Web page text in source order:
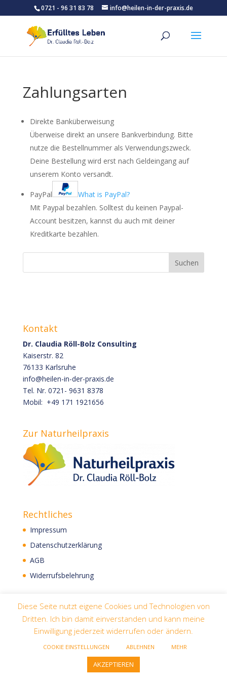
0721 - 96 31 83 78 info@heilen-in-der-praxis.de
Zahlungsarten
Direkte Banküberweisung
Überweise direkt an unsere Bankverbindung. Bitte
nutze die Bestellnummer als Verwendungszweck.
Deine Bestellung wird erst nach Geldeingang auf
unserem Konto versandt.
PayPal
What is PayPal?
Mit Paypal bezahlen. Solltest du keinen Paypal-
Account besitzen, kannst du auch mit deiner
Kreditkarte bezahlen.
Kontakt
Dr. Claudia Röll-Bolz Consulting
Kaiserstr. 82
76133 Karlsruhe
info@heilen-in-der-praxis.de
Tel. Nr. 0721- 9631 8378
Mobil: +49 171 1921656
Zur Naturheilpraxis
Rechtliches
Impressum
Datenschutzerklärung
AGB
Widerrufsbelehrung
Elegant Themes
WordPress
Diese Seite nutzt eigene Cookies und Technologien von
Dritten. Ich bin damit einverstanden und kann meine
Einwilligung jederzeit widerrufen oder ändern.
COOKIE EINSTELLUNGEN ABLEHNEN MEHR
AKZEPTIEREN